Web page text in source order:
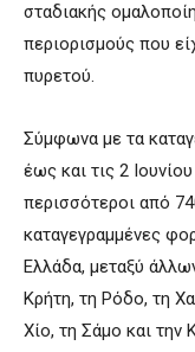
σταδιακής
περιορισμούς που
πυρετού.
Σύμφωνα με τα
έως και τις 2
περισσότεροι από
καταγεγραμμένες
Ελλάδα, μεταξύ
Κρήτη, τη Ρόδο, τη
Χίο, τη Σάμο και την